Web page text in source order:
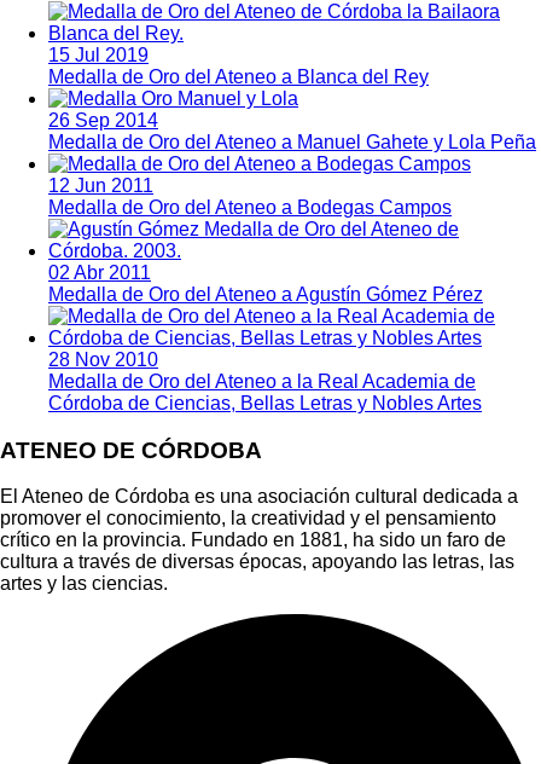
15 Jul 2019
Medalla de Oro del Ateneo a Blanca del Rey
26 Sep 2014
Medalla de Oro del Ateneo a Manuel Gahete y Lola Peña
12 Jun 2011
Medalla de Oro del Ateneo a Bodegas Campos
02 Abr 2011
Medalla de Oro del Ateneo a Agustín Gómez Pérez
28 Nov 2010
Medalla de Oro del Ateneo a la Real Academia de
Córdoba de Ciencias, Bellas Letras y Nobles Artes
ATENEO DE CÓRDOBA
El Ateneo de Córdoba es una asociación cultural dedicada a
promover el conocimiento, la creatividad y el pensamiento
crítico en la provincia. Fundado en 1881, ha sido un faro de
cultura a través de diversas épocas, apoyando las letras, las
artes y las ciencias.